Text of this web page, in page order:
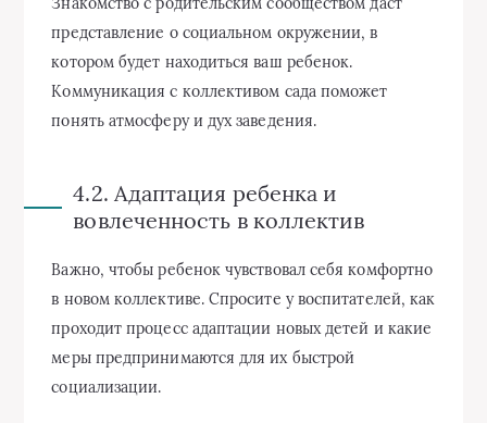
представление о социальном окружении, в
котором будет находиться ваш ребенок.
Коммуникация с коллективом сада поможет
понять атмосферу и дух заведения.
4.2. Адаптация ребенка и
вовлеченность в коллектив
Важно, чтобы ребенок чувствовал себя комфортно
в новом коллективе. Спросите у воспитателей, как
проходит процесс адаптации новых детей и какие
меры предпринимаются для их быстрой
социализации.